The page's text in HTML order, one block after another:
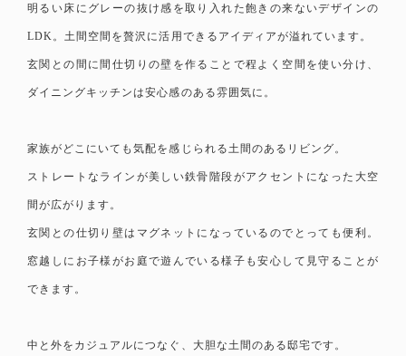
明るい床にグレーの抜け感を取り入れた飽きの来ないデザインの
LDK。土間空間を贅沢に活用できるアイディアが溢れています。
玄関との間に間仕切りの壁を作ることで程よく空間を使い分け、
ダイニングキッチンは安心感のある雰囲気に。
家族がどこにいても気配を感じられる土間のあるリビング。
ストレートなラインが美しい鉄骨階段がアクセントになった大空
間が広がります。
玄関との仕切り壁はマグネットになっているのでとっても便利。
窓越しにお子様がお庭で遊んでいる様子も安心して見守ることが
できます。
中と外をカジュアルにつなぐ、大胆な土間のある邸宅です。